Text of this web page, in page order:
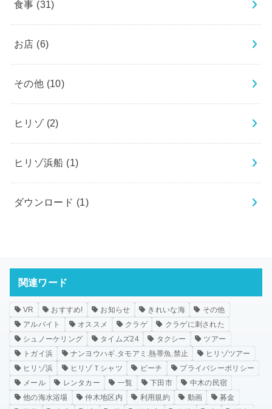
食事 (31)
お店 (6)
その他 (10)
ヒリゾ (2)
ヒリゾ浜船 (1)
ダウンロード (1)
関連ワード
VR おすすめ! お知らせ きれいな海
その他
アルバイト
オススメ クラゲ
クラゲに刺された
シュノーケリング
タイムズ24 タクシー
ツアー
トガイ浜
ナンヨウハギ.タモアミ.熱帯魚.禁止
ヒリゾツアー
ヒリゾ浜
ヒリゾＴシャツ ビーチ
プライバシーポリシー
メール
レンタカー 一覧 下田市
中木の民宿
他の海水浴場
仲木地区内 利用規約 動画
募金